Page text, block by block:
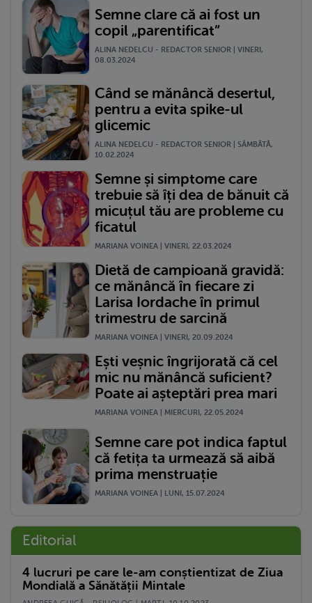
Semne clare că ai fost un
copil „parentificat”
ALINA NEDELCU - REDACTOR SENIOR | VINERI,
08.03.2024
Când se mănâncă desertul,
pentru a evita spike-ul
glicemic
ALINA NEDELCU - REDACTOR SENIOR | SÂMBĂTĂ,
10.02.2024
Semne și simptome care
trebuie să îți dea de bănuit că
micuțul tău are probleme cu
ficatul
MARIANA VOINEA | VINERI, 22.03.2024
Dietă de campioană gravidă:
ce mănâncă în fiecare zi
Larisa Iordache în primul
trimestru de sarcină
MARIANA VOINEA | VINERI, 20.09.2024
Ești veșnic îngrijorată că cel
mic nu mănâncă suficient?
Poate ai așteptări prea mari
MARIANA VOINEA | MIERCURI, 22.05.2024
Semne care pot indica faptul
că fetița ta urmează să aibă
prima menstruație
MARIANA VOINEA | LUNI, 15.07.2024
Editorial
4 lucruri pe care le-am conștientizat de Ziua
Mondială a Sănătății Mintale